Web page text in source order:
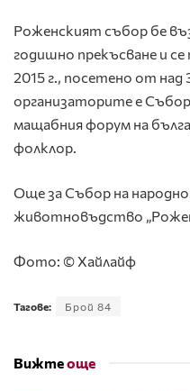
Роженският събор бе
годишно прекъсване и
2015 г., посетено от
организаторите е
мащабния форум на
фолклор.
Още за Събор на
животновъдство
Фото: © Хайлайф
Тагове: Брой 84
Вижтеоще